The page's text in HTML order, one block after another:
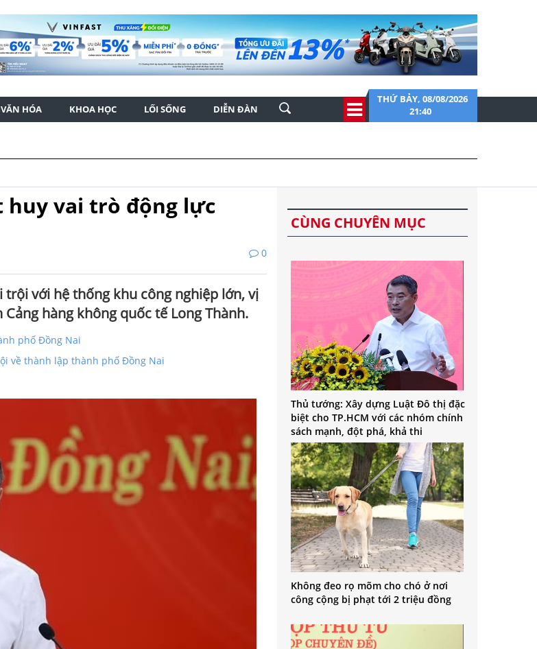
VĂN HÓA KHOA HỌC LỐI SỐNG DIỄN ĐÀN
THỨ BẢY, 08/08/2026
21:40
huy vai trò động lực
0
với hệ thống khu công nghiệp lớn, vị
hàng không quốc tế Long Thành.
phố Đồng Nai
về thành lập thành phố Đồng Nai
CÙNG CHUYÊN MỤC
Thủ tướng: Xây dựng Luật Đô thị đặc
biệt cho TP.HCM với các nhóm chính
sách mạnh, đột phá, khả thi
Không đeo rọ mõm cho chó ở nơi
công cộng bị phạt tới 2 triệu đồng